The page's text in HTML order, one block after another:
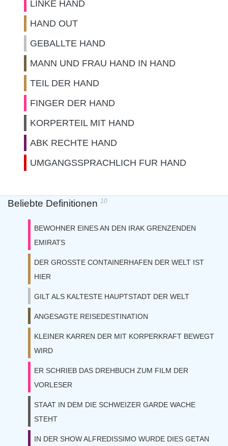
LINKE HAND
HAND OUT
GEBALLTE HAND
MANN UND FRAU HAND IN HAND
TEIL DER HAND
FINGER DER HAND
KORPERTEIL MIT HAND
ABK RECHTE HAND
UMGANGSSPRACHLICH FUR HAND
Beliebte Definitionen 10
BEWOHNER EINES AN DEN IRAK GRENZENDEN
EMIRATS
DER GROSSTE CONTAINERHAFEN DER WELT IST
HIER
GILT ALS KALTESTE HAUPTSTADT DER WELT
ANGESAGTE REISEDESTINATION
KLEINER KARREN DER MIT KORPERKRAFT BEWEGT
WIRD
ER SCHRIEB DAS DREHBUCH ZUM FILM DER
VORLESER
STAAT IN DEM DIE SCHWEIZER GARDE WACHE
STEHT
IN DER SHOW ALFREDISSIMO WURDE DIES GETAN